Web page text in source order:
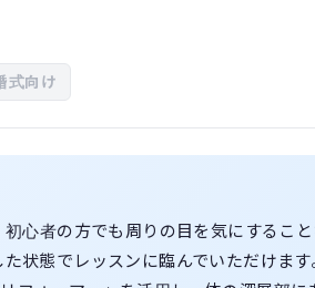
式向け
心者の方でも周りの目を気にするこ
状態でレッスンに臨んでいただけます